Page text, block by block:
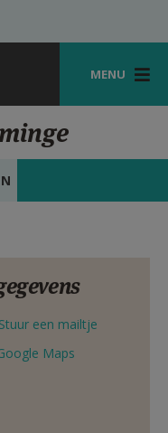
MENU
Stuur een mailtje
Maps